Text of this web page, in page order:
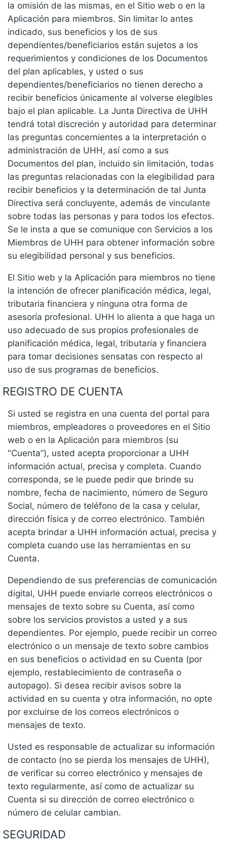
la omisión de las mismas, en el Sitio web o en la
Aplicación para miembros. Sin limitar lo antes
indicado, sus beneficios y los de sus
dependientes/beneficiarios están sujetos a los
requerimientos y condiciones de los Documentos
del plan aplicables, y usted o sus
dependientes/beneficiarios no tienen derecho a
recibir beneficios únicamente al volverse elegibles
bajo el plan aplicable. La Junta Directiva de UHH
tendrá total discreción y autoridad para determinar
las preguntas concernientes a la interpretación o
administración de UHH, así como a sus
Documentos del plan, incluido sin limitación, todas
las preguntas relacionadas con la elegibilidad para
recibir beneficios y la determinación de tal Junta
Directiva será concluyente, además de vinculante
sobre todas las personas y para todos los efectos.
Se le insta a que se comunique con Servicios a los
Miembros de UHH para obtener información sobre
su elegibilidad personal y sus beneficios.
El Sitio web y la Aplicación para miembros no tiene
la intención de ofrecer planificación médica, legal,
tributaria financiera y ninguna otra forma de
asesoría profesional. UHH lo alienta a que haga un
uso adecuado de sus propios profesionales de
planificación médica, legal, tributaria y financiera
para tomar decisiones sensatas con respecto al
uso de sus programas de beneficios.
REGISTRO DE CUENTA
Si usted se registra en una cuenta del portal para
miembros, empleadores o proveedores en el Sitio
web o en la Aplicación para miembros (su
"Cuenta”), usted acepta proporcionar a UHH
información actual, precisa y completa. Cuando
corresponda, se le puede pedir que brinde su
nombre, fecha de nacimiento, número de Seguro
Social, número de teléfono de la casa y celular,
dirección física y de correo electrónico. También
acepta brindar a UHH información actual, precisa y
completa cuando use las herramientas en su
Cuenta.
Dependiendo de sus preferencias de comunicación
digital, UHH puede enviarle correos electrónicos o
mensajes de texto sobre su Cuenta, así como
sobre los servicios provistos a usted y a sus
dependientes. Por ejemplo, puede recibir un correo
electrónico o un mensaje de texto sobre cambios
en sus beneficios o actividad en su Cuenta (por
ejemplo, restablecimiento de contraseña o
autopago). Si desea recibir avisos sobre la
actividad en su cuenta y otra información, no opte
por excluirse de los correos electrónicos o
mensajes de texto.
Usted es responsable de actualizar su información
de contacto (no se pierda los mensajes de UHH),
de verificar su correo electrónico y mensajes de
texto regularmente, así como de actualizar su
Cuenta si su dirección de correo electrónico o
número de celular cambian.
SEGURIDAD